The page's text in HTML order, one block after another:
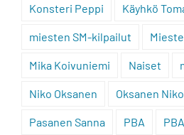
Konsteri Peppi Käyhkö
miesten SM-kilpailut
Mika Koivuniemi Naiset
Niko Oksanen Oksanen Niko
Pasanen Sanna PBA